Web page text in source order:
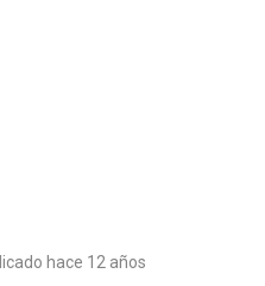
hace 12 años